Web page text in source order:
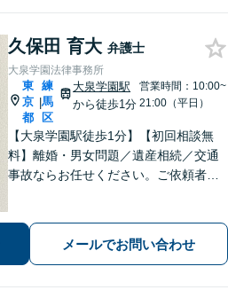
久保田 育大 弁護士
大泉学園法律事務所
東
京
都
|
練
馬
区
大泉学園駅
から徒歩1分
営業時間：10:00~
21:00（平日）
【大泉学園駅徒歩1分】【初回相談無
料】離婚・男女問題／遺産相続／交通
事故ならお任せください。ご依頼者様
張対応も可能です。【土日・夜間相談
メールでお問い合わせ